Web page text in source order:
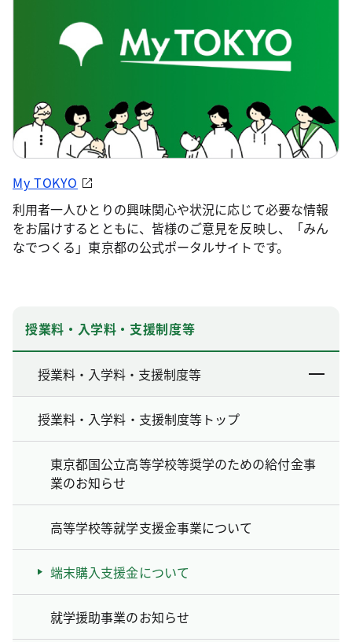
My TOKYO
利用者一人ひとりの興味関心や状況に応じて必要な情報
をお届けするとともに、皆様のご意見を反映し、「みん
なでつくる」東京都の公式ポータルサイトです。
授業料・入学料・支援制度等
授業料・入学料・支援制度等
授業料・入学料・支援制度等トップ
東京都国公立高等学校等奨学のための給付金事
業のお知らせ
高等学校等就学支援金事業について
端末購入支援金について
就学援助事業のお知らせ